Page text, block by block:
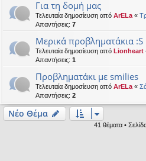
Για τη δομή μας
Τελευταία δημοσίευση από ArELa «
Απαντήσεις: 7
Μερικά προβληματάκια :S
Τελευταία δημοσίευση από Lionheart
Απαντήσεις: 1
Προβληματάκι με smilies
Τελευταία δημοσίευση από ArELa «
Απαντήσεις: 2
Νέο Θέμα
41 θέματα •